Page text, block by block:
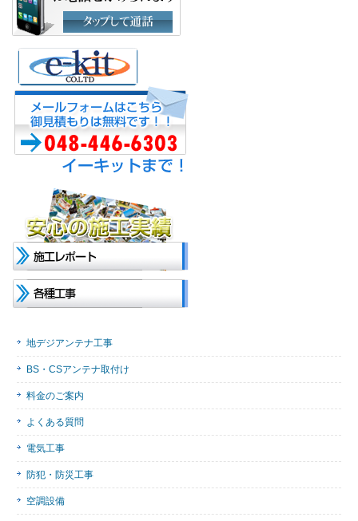
地デジアンテナ工事
BS・CSアンテナ取付け
料金のご案内
よくある質問
電気工事
防犯・防災工事
空調設備